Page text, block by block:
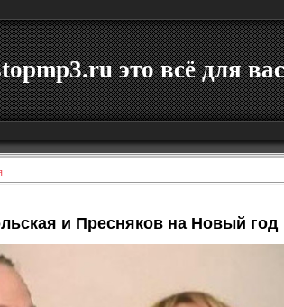
это всё для
и Пресняков на Новый год